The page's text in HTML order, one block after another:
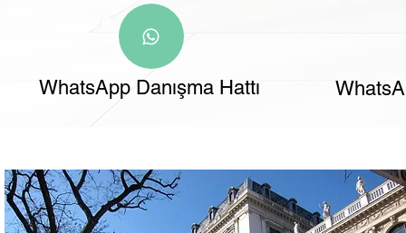
WhatsApp Danışma Hattı